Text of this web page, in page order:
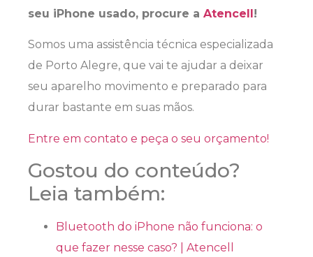
seu iPhone usado, procure a Atencell!
Somos uma assistência técnica especializada
de Porto Alegre, que vai te ajudar a deixar
seu aparelho movimento e preparado para
durar bastante em suas mãos.
Entre em contato e peça o seu orçamento!
Gostou do conteúdo?
Leia também:
Bluetooth do iPhone não funciona: o
que fazer nesse caso? | Atencell